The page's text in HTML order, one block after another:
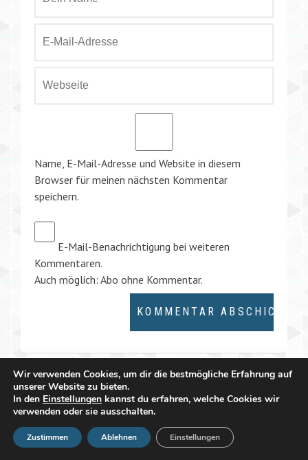
Name, E-Mail-Adresse und Website in diesem
Browser für meinen nächsten Kommentar
speichern.
E-Mail-Benachrichtigung bei weiteren
Kommentaren.
Auch möglich: Abo ohne Kommentar.
Wir verwenden Cookies, um dir die bestmögliche Erfahrung auf
unserer Website zu bieten.
In den Einstellungen kannst du erfahren, welche Cookies wir
verwenden oder sie ausschalten.
Zustimmen Ablehnen Einstellungen